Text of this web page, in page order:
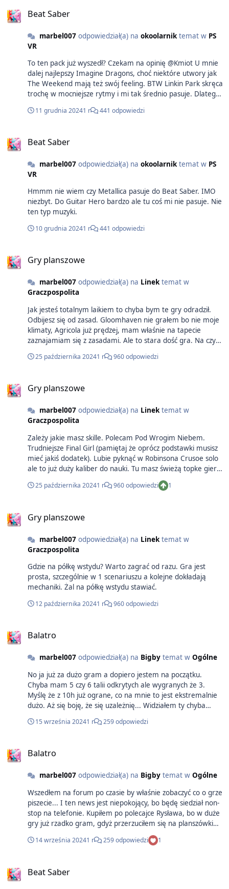
Beat Saber
marbel007odpowiedział(a) na okoolarniktemat w PS
VR
To ten pack już wyszedł? Czekam na opinię @Kmiot U mnie
dalej najlepszy Imagine Dragons, choć niektóre utwory jak
The Weekend mają też swój feeling. BTW Linkin Park skręca
trochę w mocniejsze rytmy i mi tak średnio pasuje. Dlatego
11 grudnia 20241 r 441 odpowiedzi
Beat Saber
marbel007odpowiedział(a) na okoolarniktemat w PS
VR
Hmmm nie wiem czy Metallica pasuje do Beat Saber. IMO
niezbyt. Do Guitar Hero bardzo ale tu coś mi nie pasuje. Nie
ten typ muzyki.
10 grudnia 20241 r 441 odpowiedzi
Gry planszowe
marbel007odpowiedział(a) na Linektemat w
Graczpospolita
Jak jesteś totalnym laikiem to chyba bym te gry odradził.
Odbijesz się od zasad. Gloomhaven nie grałem bo nie moje
klimaty, Agricola już prędzej, mam właśnie na tapecie
zaznajamiam się z zasadami. Ale to stara dość gra. Na czym
punktów czy na przygodzie? Na konkurencji z innymi czy na
Powstanie). Obie mają tryby solo. Całkiem niezłe,
planszówki i chcecie kolejny krok po Monopoly to polecam
po prostu Wsiąść do pociągu albo Pandemic. Ja od tego
przyjemnych wyścigów Wyprawę do El Dorado albo Turbo.
Ostatnio odkryłem też np. Kakao albo Marvel United. Z
prostych gier abstrakcyjnych polecam też Azula lub Sagradę.
Z pojedynkowych karcianek na 2 osoby Mindbug. Jeśli
całkiem z innej beczki chcecie - więcej akcji czy klimatu to
25 października 20241 r 960 odpowiedzi
Gry planszowe
marbel007odpowiedział(a) na Linektemat w
Graczpospolita
Zależy jakie masz skille. Polecam Pod Wrogim Niebem.
Trudniejsze Final Girl (pamiętaj że oprócz podstawki musisz
mieć jakiś dodatek). Lubie pyknąć w Robinsona Crusoe solo
ale to już duży kaliber do nauki. Tu masz świeżą topke gier
solo O,jeszxze Dorfromantik grałem ostatnio.
25 października 20241 r 960 odpowiedzi 1
Gry planszowe
marbel007odpowiedział(a) na Linektemat w
Graczpospolita
Gdzie na półkę wstydu? Warto zagrać od razu. Gra jest
prosta, szczególnie w 1 scenariuszu a kolejne dokładają
mechaniki. Żal na półkę wstydu stawiać.
12 października 20241 r 960 odpowiedzi
Balatro
marbel007odpowiedział(a) na Bigbytemat w Ogólne
No ja już za dużo gram a dopiero jestem na początku.
Chyba mam 5 czy 6 talii odkrytych ale wygranych że 3.
Myślę że z 10h już ograne, co na mnie to jest ekstremalnie
dużo. Aż się boję, że się uzależnię... Widziałem ty chyba
XOX.15 września 20241 r 259 odpowiedzi
Balatro
marbel007odpowiedział(a) na Bigbytemat w Ogólne
Wszedłem na forum po czasie by właśnie zobaczyć co o grze
piszecie... I ten news jest niepokojący, bo będę siedział non-
stop na telefonie. Kupiłem po polecajce Rysława, bo w duże
gry już rzadko gram, gdyż przerzuciłem się na planszówki
ale Balatro to jakiś fenomen. Genialna gra w swej prostocie.
Aż się zdziwiłem jak 3h pod rząd przy konsoli dziś
14 września 20241 r 259 odpowiedzi 1
Beat Saber